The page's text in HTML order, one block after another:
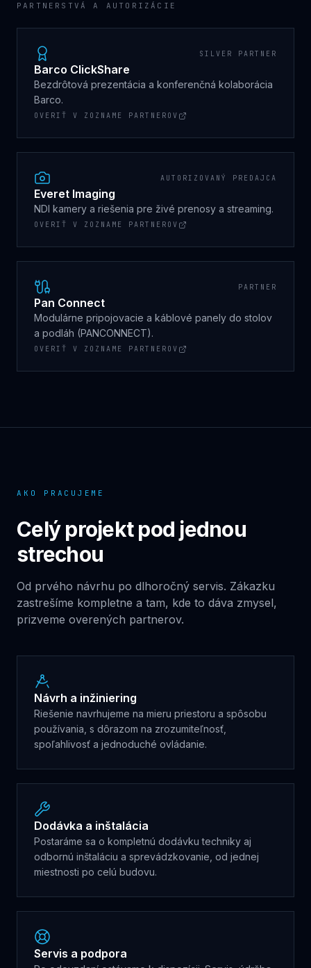
PARTNERSTVÁ A AUTORIZÁCIE
SILVER PARTNER
Barco ClickShare
Bezdrôtová prezentácia a konferenčná kolaborácia
Barco.
OVERIŤ V ZOZNAME PARTNEROV
AUTORIZOVANÝ PREDAJCA
Everet Imaging
NDI kamery a riešenia pre živé prenosy a streaming.
OVERIŤ V ZOZNAME PARTNEROV
PARTNER
Pan Connect
Modulárne pripojovacie a káblové panely do stolov
a podláh (PANCONNECT).
OVERIŤ V ZOZNAME PARTNEROV
AKO PRACUJEME
Celý projekt pod jednou
strechou
Od prvého návrhu po dlhoročný servis. Zákazku
zastrešíme kompletne a tam, kde to dáva zmysel,
prizveme overených partnerov.
Návrh a inžiniering
Riešenie navrhujeme na mieru priestoru a spôsobu
používania, s dôrazom na zrozumiteľnosť,
spoľahlivosť a jednoduché ovládanie.
Dodávka a inštalácia
Postaráme sa o kompletnú dodávku techniky aj
odbornú inštaláciu a sprevádzkovanie, od jednej
miestnosti po celú budovu.
Servis a podpora